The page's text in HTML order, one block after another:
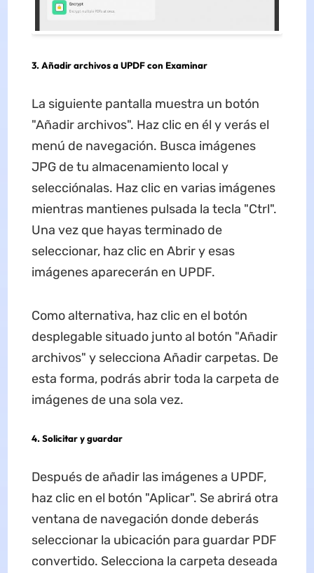
3.Añadir archivos a UPDF con Examinar
La siguiente pantalla muestra un botón
"Añadir archivos". Haz clic en él y verás el
menú de navegación. Busca imágenes
JPG de tu almacenamiento local y
selecciónalas. Haz clic en varias imágenes
mientras mantienes pulsada la tecla "Ctrl".
Una vez que hayas terminado de
seleccionar, haz clic en Abrir y esas
imágenes aparecerán en UPDF.
Como alternativa, haz clic en el botón
desplegable situado junto al botón "Añadir
archivos" y selecciona Añadir carpetas. De
esta forma, podrás abrir toda la carpeta de
imágenes de una sola vez.
4.Solicitar y guardar
Después de añadir las imágenes a UPDF,
haz clic en el botón "Aplicar". Se abrirá otra
ventana de navegación donde deberás
seleccionar la ubicación para guardar PDF
convertido. Selecciona la carpeta deseada